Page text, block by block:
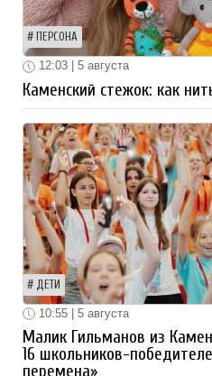
ПЕРСОНА
12:03 | 5 августа
Каменский стежок: как
ДЕТИ
10:55 | 5 августа
Малик Гильманов из
16 школьников-
перемена»